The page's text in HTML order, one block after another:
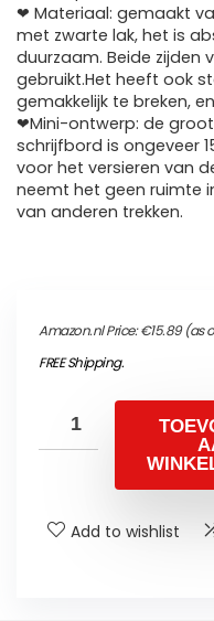
❤ Materiaal: gemaakt
met zwarte lak, het is
duurzaam. Beide zijden
gebruikt.Het heeft ook
gemakkelijk te breken,
❤Mini-ontwerp: de
schrijfbord is ongeveer
voor het versieren van
neemt het geen ruimte
van anderen trekken.
Amazon.nl Price:€15.89(as
FREE Shipping.
Add to wishlist